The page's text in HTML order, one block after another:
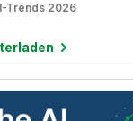
Trends 2026